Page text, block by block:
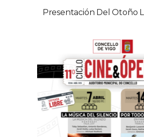
Presentación Del Otoño